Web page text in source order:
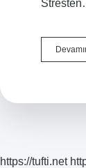
https://tufti.net